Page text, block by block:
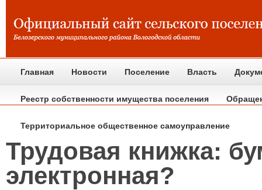
Главная Новости Поселение Власть
Реестр собственности имущества поселения
Территориальное общественное самоуправление
Трудовая книжка:
электронная?